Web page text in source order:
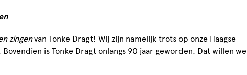
zingenvan Tonke Dragt! Wij zijn namelijk trots op onze Haagse
is Tonke Dragt onlangs 90 jaar geworden. Dat willen we